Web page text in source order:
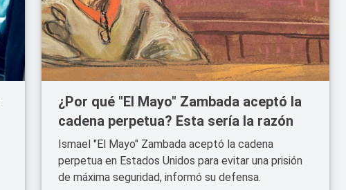
¿Por qué "El Mayo" Zambada aceptó la
cadena perpetua? Esta sería la razón
Ismael "El Mayo" Zambada aceptó la cadena
perpetua en Estados Unidos para evitar una prisión
de máxima seguridad, informó su defensa.